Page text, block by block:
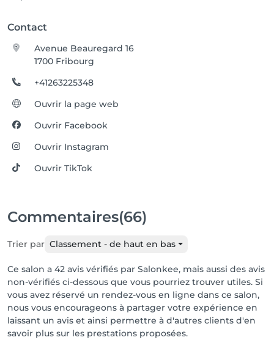
Contact
Avenue Beauregard 16
1700 Fribourg
+41263225348
Ouvrir la page web
Ouvrir Facebook
Ouvrir Instagram
Ouvrir TikTok
Commentaires(66)
Trier par Classement - de haut en bas
Ce salon a 42 avis vérifiés par Salonkee, mais aussi des avis
non-vérifiés ci-dessous que vous pourriez trouver utiles. Si
vous avez réservé un rendez-vous en ligne dans ce salon,
nous vous encourageons à partager votre expérience en
laissant un avis et ainsi permettre à d'autres clients d'en
savoir plus sur les prestations proposées.